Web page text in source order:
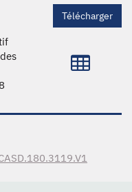
Télécharger